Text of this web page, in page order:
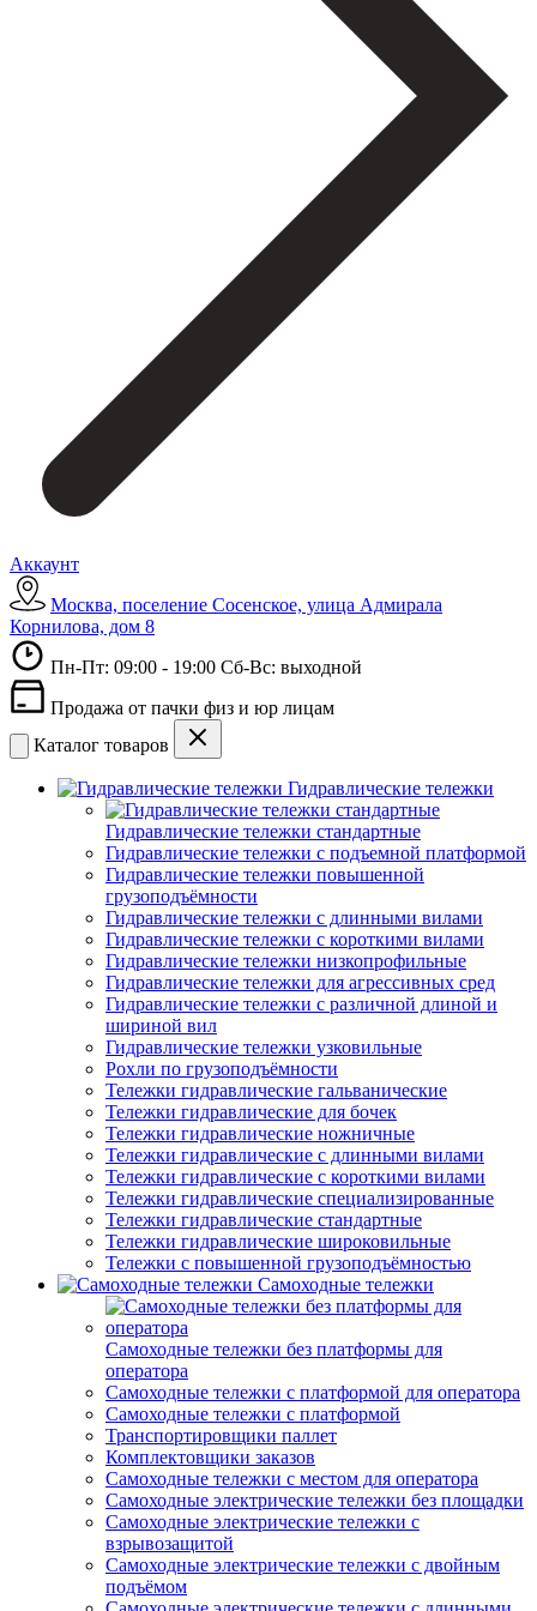
Аккаунт
Москва, поселение Сосенское, улица Адмирала
Корнилова, дом 8
Пн-Пт: 09:00 - 19:00 Сб-Вс: выходной
Продажа от пачки физ и юр лицам
Каталог товаров
Гидравлические тележки
Гидравлические тележки стандартные
Гидравлические тележки с подъемной платформой
Гидравлические тележки повышенной
грузоподъёмности
Гидравлические тележки с длинными вилами
Гидравлические тележки с короткими вилами
Гидравлические тележки низкопрофильные
Гидравлические тележки для агрессивных сред
Гидравлические тележки с различной длиной и
шириной вил
Гидравлические тележки узковильные
Рохли по грузоподъёмности
Тележки гидравлические гальванические
Тележки гидравлические для бочек
Тележки гидравлические ножничные
Тележки гидравлические с длинными вилами
Тележки гидравлические с короткими вилами
Тележки гидравлические специализированные
Тележки гидравлические стандартные
Тележки гидравлические широковильные
Тележки с повышенной грузоподъёмностью
Самоходные тележки
Самоходные тележки без платформы для
оператора
Самоходные тележки с платформой для оператора
Самоходные тележки с платформой
Транспортировщики паллет
Комплектовщики заказов
Самоходные тележки с местом для оператора
Самоходные электрические тележки без площадки
Самоходные электрические тележки с
взрывозащитой
Самоходные электрические тележки с двойным
подъёмом